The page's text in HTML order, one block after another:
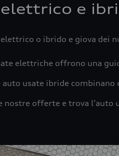
e
elettrico o ibrido e giova dei
elettriche offrono una
auto usate ibride
nostre offerte e trova l’auto